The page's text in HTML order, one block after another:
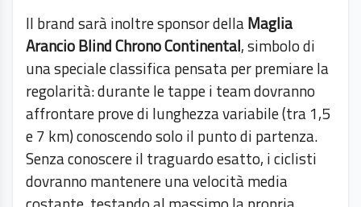
Il brand sarà inoltre sponsor dellaMaglia
Arancio Blind Chrono Continental, simbolo di
una speciale classifica pensata per premiare la
regolarità: durante le tappe i team dovranno
affrontare prove di lunghezza variabile (tra 1,5
e 7 km) conoscendo solo il punto di partenza.
Senza conoscere il traguardo esatto, i ciclisti
dovranno mantenere una velocità media